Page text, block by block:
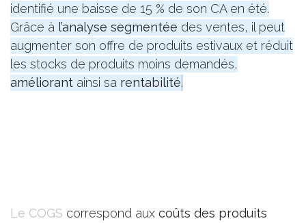
identifié une baisse de 15 % de son CA en été.
Grâce à l’analyse segmentée des ventes, il peut
augmenter son offre de produits estivaux et réduit
les stocks de produits moins demandés,
améliorant ainsi sa rentabilité​.
Le COGS correspond aux coûts des produits